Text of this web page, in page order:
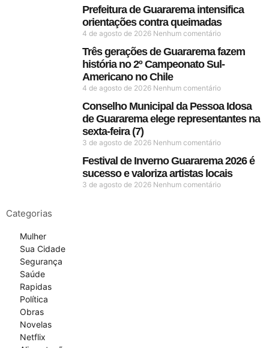
Prefeitura de Guararema intensifica
orientações contra queimadas
4 de agosto de 2026 Nenhum comentário
Três gerações de Guararema fazem
história no 2º Campeonato Sul-
Americano no Chile
4 de agosto de 2026 Nenhum comentário
Conselho Municipal da Pessoa Idosa
de Guararema elege representantes na
sexta-feira (7)
3 de agosto de 2026 Nenhum comentário
Festival de Inverno Guararema 2026 é
sucesso e valoriza artistas locais
3 de agosto de 2026 Nenhum comentário
Categorias
Mulher
Sua Cidade
Segurança
Saúde
Rapidas
Política
Obras
Novelas
Netflix